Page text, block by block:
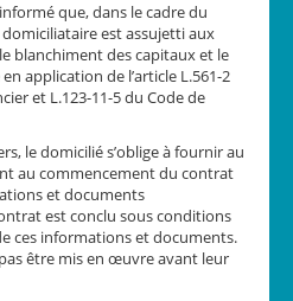
que, dans le cadre du
est assujetti aux
blanchiment des capitaux et le
application de l’article L.561-2
et L.123-11-5 du Code de
le domicilié s’oblige à fournir au
au commencement du contrat
et documents
est conclu sous conditions
ces informations et documents.
être mis en œuvre avant leur